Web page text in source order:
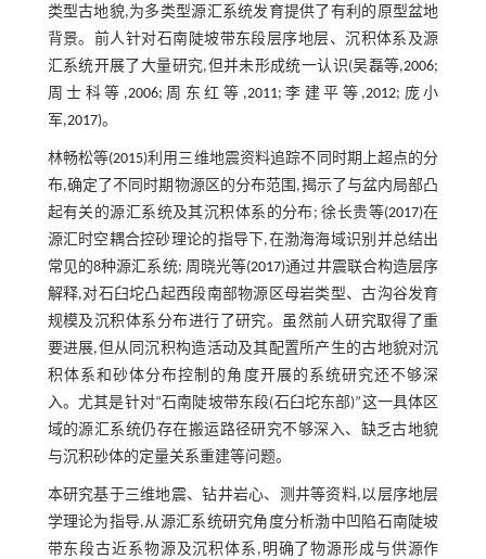
类型古地貌,为多类型源汇系统发育提供了有利的原型盆地
背景。前人针对石南陡坡带东段层序地层、沉积体系及源
汇系统开展了大量研究,但并未形成统一认识(吴磊等,2006;
周士科等,2006;周东红等,2011;李建平等,2012;庞小
军,2017)。
林畅松等(2015)利用三维地震资料追踪不同时期上超点的分
布,确定了不同时期物源区的分布范围,揭示了与盆内局部凸
起有关的源汇系统及其沉积体系的分布; 徐长贵等(2017)在
源汇时空耦合控砂理论的指导下,在渤海海域识别并总结出
常见的8种源汇系统; 周晓光等(2017)通过井震联合构造层序
解释,对石臼坨凸起西段南部物源区母岩类型、古沟谷发育
规模及沉积体系分布进行了研究。虽然前人研究取得了重
要进展,但从同沉积构造活动及其配置所产生的古地貌对沉
积体系和砂体分布控制的角度开展的系统研究还不够深
入。尤其是针对“石南陡坡带东段(石臼坨东部)”这一具体区
域的源汇系统仍存在搬运路径研究不够深入、缺乏古地貌
与沉积砂体的定量关系重建等问题。
本研究基于三维地震、钻井岩心、测井等资料,以层序地层
学理论为指导,从源汇系统研究角度分析渤中凹陷石南陡坡
带东段古近系物源及沉积体系,明确了物源形成与供源作